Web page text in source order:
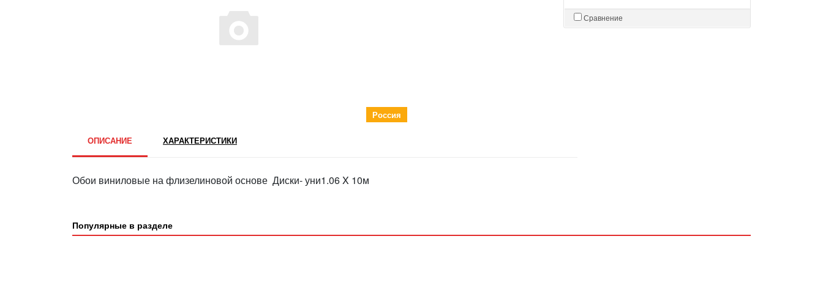
Россия
Сравнение
ОПИСАНИЕ ХАРАКТЕРИСТИКИ
Обои виниловые на флизелиновой основе Диски- уни1.06 X 10м
Популярные в разделе